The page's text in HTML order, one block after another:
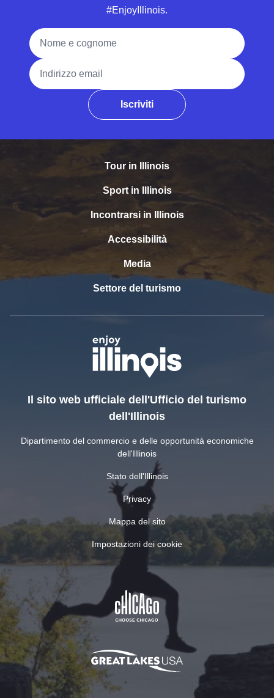
#EnjoyIllinois.
Nome e cognome
Indirizzo email
Iscriviti
Tour in Illinois
Sport in Illinois
Incontrarsi in Illinois
Accessibilità
Media
Settore del turismo
Il sito web ufficiale dell'Ufficio del turismo
dell'Illinois
Dipartimento del commercio e delle opportunità economiche
dell'Illinois
Stato dell'Illinois
Privacy
Mappa del sito
Impostazioni dei cookie